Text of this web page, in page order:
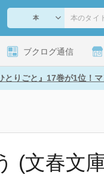
ブクログ通信
とりごと』17巻が1位！
(文春文